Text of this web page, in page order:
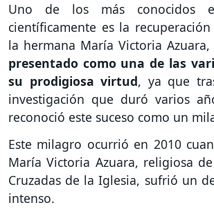
Uno de los más conocidos e
científicamente es la
la hermana María Victoria
presentado como una de las
su prodigiosa virtud, ya que
investigación que duró varios
reconoció este suceso como un
Este milagro ocurrió en 2010
María Victoria Azuara, religiosa
Cruzadas de la Iglesia, sufrió un
intenso.